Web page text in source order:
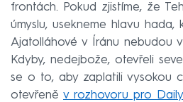
frontách. Pokud zjistíme, že
úmyslu, usekneme hlavu
Ajatolláhové v Íránu nebudou
Kdyby, nedejbože, otevřeli
se o to, aby zaplatili vysokou
otevřeně v rozhovoru pro